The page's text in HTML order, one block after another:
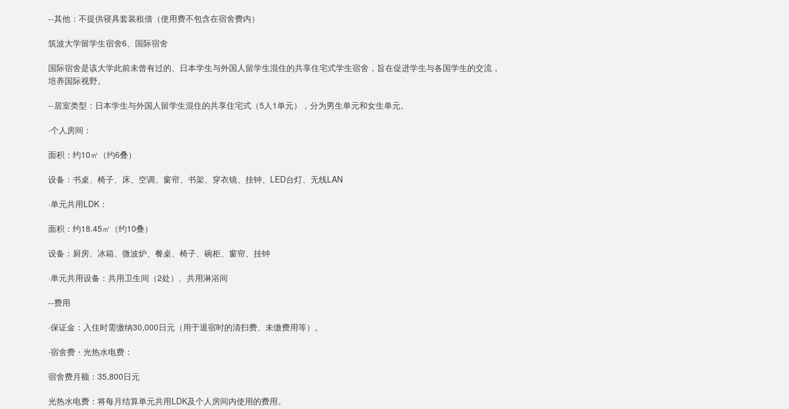
--其他：不提供寝具套装租借（使用费不包含在宿舍费内）
筑波大学留学生宿舍6、国际宿舍
国际宿舍是该大学此前未曾有过的、日本学生与外国人留学生混住的共享住宅式学生宿舍，旨在促进学生与各国学生的交流，
培养国际视野。
--居室类型：日本学生与外国人留学生混住的共享住宅式（5人1单元），分为男生单元和女生单元。
·个人房间：
面积：约10㎡（约6叠）
设备：书桌、椅子、床、空调、窗帘、书架、穿衣镜、挂钟、LED台灯、无线LAN
·单元共用LDK：
面积：约18.45㎡（约10叠）
设备：厨房、冰箱、微波炉、餐桌、椅子、碗柜、窗帘、挂钟
·单元共用设备：共用卫生间（2处）、共用淋浴间
--费用
·保证金：入住时需缴纳30,000日元（用于退宿时的清扫费、未缴费用等）。
·宿舍费・光热水电费：
宿舍费月额：35,800日元
光热水电费：将每月结算单元共用LDK及个人房间内使用的费用。